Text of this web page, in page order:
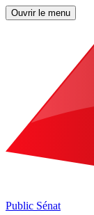
Ouvrir le menu
Public Sénat